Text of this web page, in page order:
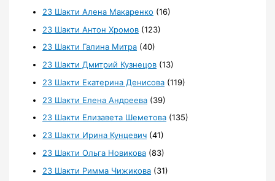
23 Шакти Алена Макаренко (16)
23 Шакти Антон Хромов (123)
23 Шакти Галина Митра (40)
23 Шакти Дмитрий Кузнецов (13)
23 Шакти Екатерина Денисова (119)
23 Шакти Елена Андреева (39)
23 Шакти Елизавета Шеметова (135)
23 Шакти Ирина Кунцевич (41)
23 Шакти Ольга Новикова (83)
23 Шакти Римма Чижикова (31)